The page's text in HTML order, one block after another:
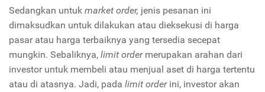
Sedangkan untuk market order, jenis pesanan ini
dimaksudkan untuk dilakukan atau dieksekusi di harga
pasar atau harga terbaiknya yang tersedia secepat
mungkin. Sebaliknya, limit order merupakan arahan dari
investor untuk membeli atau menjual aset di harga tertentu
atau di atasnya. Jadi, pada limit order ini, investor akan